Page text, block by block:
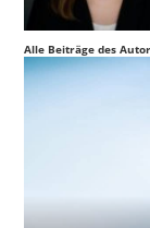
Investment
Funds
I
M&A
Alle Beiträge des